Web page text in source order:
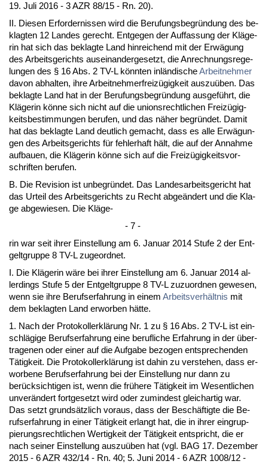
19. Ju­li 2016 - 3 AZR 88/15 - Rn. 20).
II. Die­sen Er­for­der­nis­sen wird die Be­ru­fungs­be­gründung des be­
klag­ten 12 Lan­des ge­recht. Ent­ge­gen der Auf­fas­sung der Kläge­
rin hat sich das be­klag­te Land hin­rei­chend mit der Erwägung
des Ar­beits­ge­richts aus­ein­an­der­ge­setzt, die An­rech­nungs­re­ge­
lun­gen des § 16 Abs. 2 TV-L könn­ten inländi­scheAr­beit­neh­mer
da­von ab­hal­ten, ih­re Ar­beit­neh­mer­freizügig­keit aus­zuüben. Das
be­klag­te Land hat in der Be­ru­fungs­be­gründung aus­geführt, die
Kläge­rin könne sich nicht auf die uni­ons­recht­li­chen Freizügig­
keits­be­stim­mun­gen be­ru­fen, und das näher be­gründet. Da­mit
hat das be­klag­te Land deut­lich ge­macht, dass es al­le Erwägun­
gen des Ar­beits­ge­richts für feh­ler­haft hält, die auf der An­nah­me
auf­bau­en, die Kläge­rin könne sich auf die Freizügig­keits­vor­
schrif­ten be­ru­fen.
B. Die Re­vi­si­on ist un­be­gründet. Das Lan­des­ar­beits­ge­richt hat
das Ur­teil des Ar­beits­ge­richts zu Recht ab­geändert und die Kla­
ge ab­ge­wie­sen. Die Kläge-
- 7 -
rin war seit ih­rer Ein­stel­lung am 6. Ja­nu­ar 2014 Stu­fe 2 der Ent­
gelt­grup­pe 8 TV-L zu­ge­ord­net.
I. Die Kläge­rin wäre bei ih­rer Ein­stel­lung am 6. Ja­nu­ar 2014 al­
ler­dings Stu­fe 5 der Ent­gelt­grup­pe 8 TV-L zu­zu­ord­nen ge­we­sen,
wenn sie ih­re Be­rufs­er­fah­rung in ei­nem Ar­beits­verhält­nis mit
dem be­klag­ten Land er­wor­ben hätte.
1. Nach der Pro­to­kollerklärung Nr. 1 zu § 16 Abs. 2 TV-L ist ein­
schlägi­ge Be­rufs­er­fah­rung ei­ne be­ruf­li­che Er­fah­rung in der über­
tra­ge­nen oder ei­ner auf die Auf­ga­be be­zo­gen ent­spre­chen­den
Tätig­keit. Die Pro­to­kollerklärung ist da­hin zu ver­ste­hen, dass er­
wor­be­ne Be­rufs­er­fah­rung bei der Ein­stel­lung nur dann zu
berück­sich­ti­gen ist, wenn die frühe­re Tätig­keit im We­sent­li­chen
un­verändert fort­ge­setzt wird oder zu­min­dest gleich­ar­tig war.
Das setzt grundsätz­lich vor­aus, dass der Beschäftig­te die Be­
rufs­er­fah­rung in ei­ner Tätig­keit er­langt hat, die in ih­rer ein­grup­
pie­rungs­recht­li­chen Wer­tig­keit der Tätig­keit ent­spricht, die er
nach sei­ner Ein­stel­lung aus­zuüben hat (vgl. BAG 17. De­zem­ber
2015 - 6 AZR 432/14 - Rn. 40; 5. Ju­ni 2014 - 6 AZR 1008/12 -